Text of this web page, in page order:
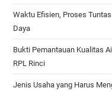
Waktu Efisien, Proses
Daya
Bukti Pemantauan Kualitas
RPL Rinci
Jenis Usaha yang Harus